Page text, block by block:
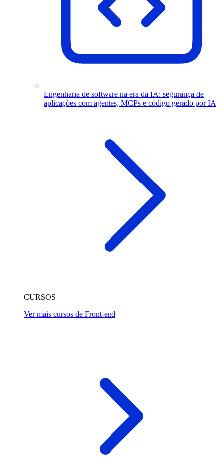
Engenharia de software na era da IA: segurança de
aplicações com agentes, MCPs e código gerado por IA
CURSOS
Ver mais cursos de Front-end